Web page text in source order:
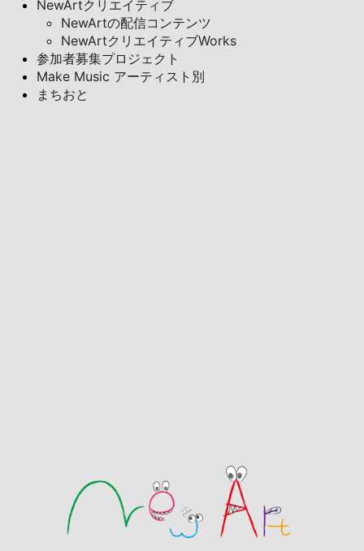
NewArtクリエイティブ
NewArtの配信コンテンツ
NewArtクリエイティブWorks
参加者募集プロジェクト
Make Music アーティスト別
まちおと